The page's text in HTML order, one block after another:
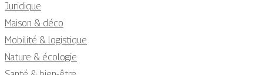
Juridique
Maison & déco
Mobilité & logistique
Nature & écologie